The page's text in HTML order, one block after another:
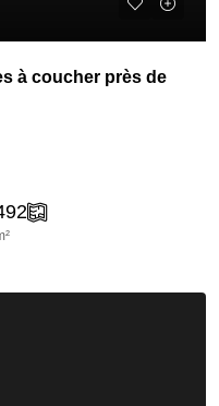
à coucher près de